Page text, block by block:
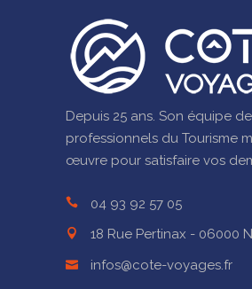
Depuis 25 ans. Son équipe de
professionnels du Tourisme
œuvre pour satisfaire vos
04 93 92 57 05
18 Rue Pertinax - 06000
infos@cote-voyages.fr